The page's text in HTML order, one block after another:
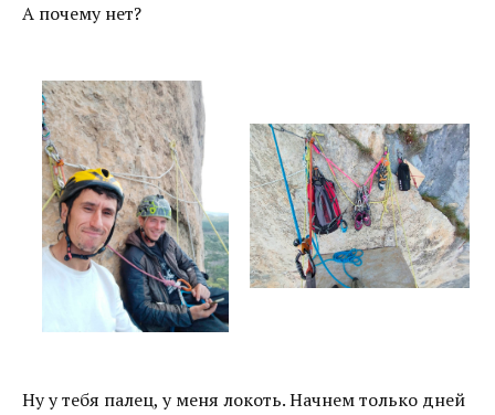
А почему нет?
Ну у тебя палец, у меня локоть. Начнем только дней